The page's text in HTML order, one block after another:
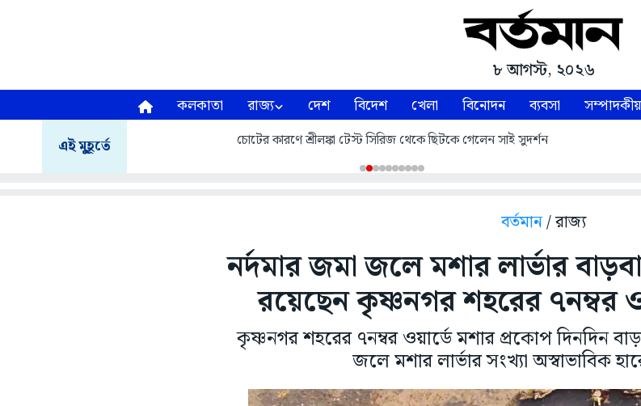
৮ আগস্ট, ২০২৬
কলকাতা রাজ্য দেশ বিদেশ খেলা বিনোদন ব্যবসা সম্পাদকীয়
এই মুহূর্তে চোটের কারণে শ্রীলঙ্কা টেস্ট সিরিজ থেকে ছিটকে গেলেন সাই সুদর্শন
বর্তমান/ রাজ্য
নর্দমার জমা জলে মশার লার্ভার
রয়েছেন কৃষ্ণনগর শহরের ৭নম্বর
কৃষ্ণনগর শহরের ৭নম্বর ওয়ার্ডে মশার প্রকোপ দিনদিন
জলে মশার লার্ভার সংখ্যা অস্বাভাবিক